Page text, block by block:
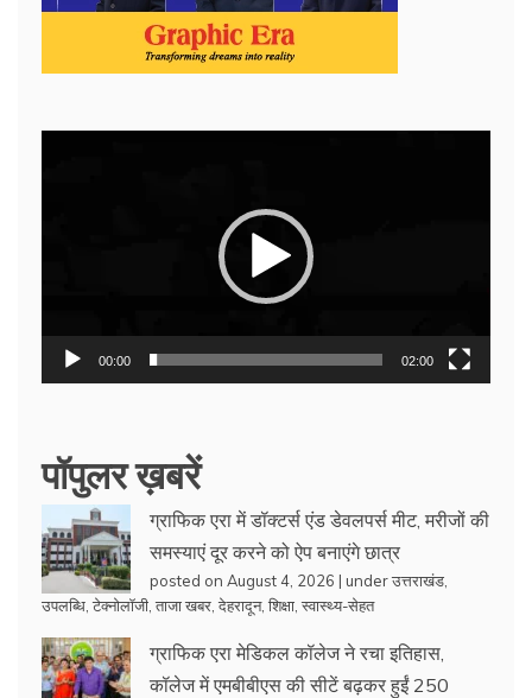
00:00 02:00
पॉपुलर ख़बरें
ग्राफिक एरा में डॉक्टर्स एंड डेवलपर्स मीट, मरीजों की
समस्याएं दूर करने को ऐप बनाएंगे छात्र
posted on August 4, 2026 | underउत्तराखंड
उपलब्धि टेक्नोलॉजी ताजा खबर देहरादून, शिक्षा स्वास्थ्य-सेहत
ग्राफिक एरा मेडिकल कॉलेज ने रचा इतिहास,
कॉलेज में एमबीबीएस की सीटें बढ़कर हुईं 250